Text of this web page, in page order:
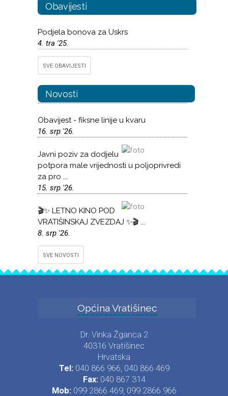
Obavijesti
Podjela bonova za Uskrs
4. tra '25.
SVE OBAVIJESTI
Novosti
Obavijest - fiksne linije u kvaru
16. srp '26.
Javni poziv za dodjelu
potpora male vrijednosti u poljoprivredi
za pro ...
15. srp '26.
🎬✨ LETNO KINO POD
VRATIŠINSKAJ ZVEZDAJ ✨🎬 ...
8. srp '26.
SVE NOVOSTI
Općina Vratišinec
Dr. Vinka Žganca 2
40316 Vratišinec
Hrvatska
Tel: 040 866 966, 040 866 469
Fax: 040 867 314
Mob: 099 2866 469, 099 2866 966